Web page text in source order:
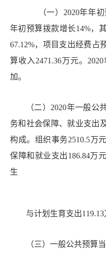
（一） 2020年年
年初预算拨款增长14%，
67.12%，项目支出经费占
算收入2471.36万元。
加。
（二） 2020年一般公
务和社会保障、就业支出
构成。组织事务2510.5万元
保障和就业支出186.84万
生
与计划生育支出
（三）一般公共预算